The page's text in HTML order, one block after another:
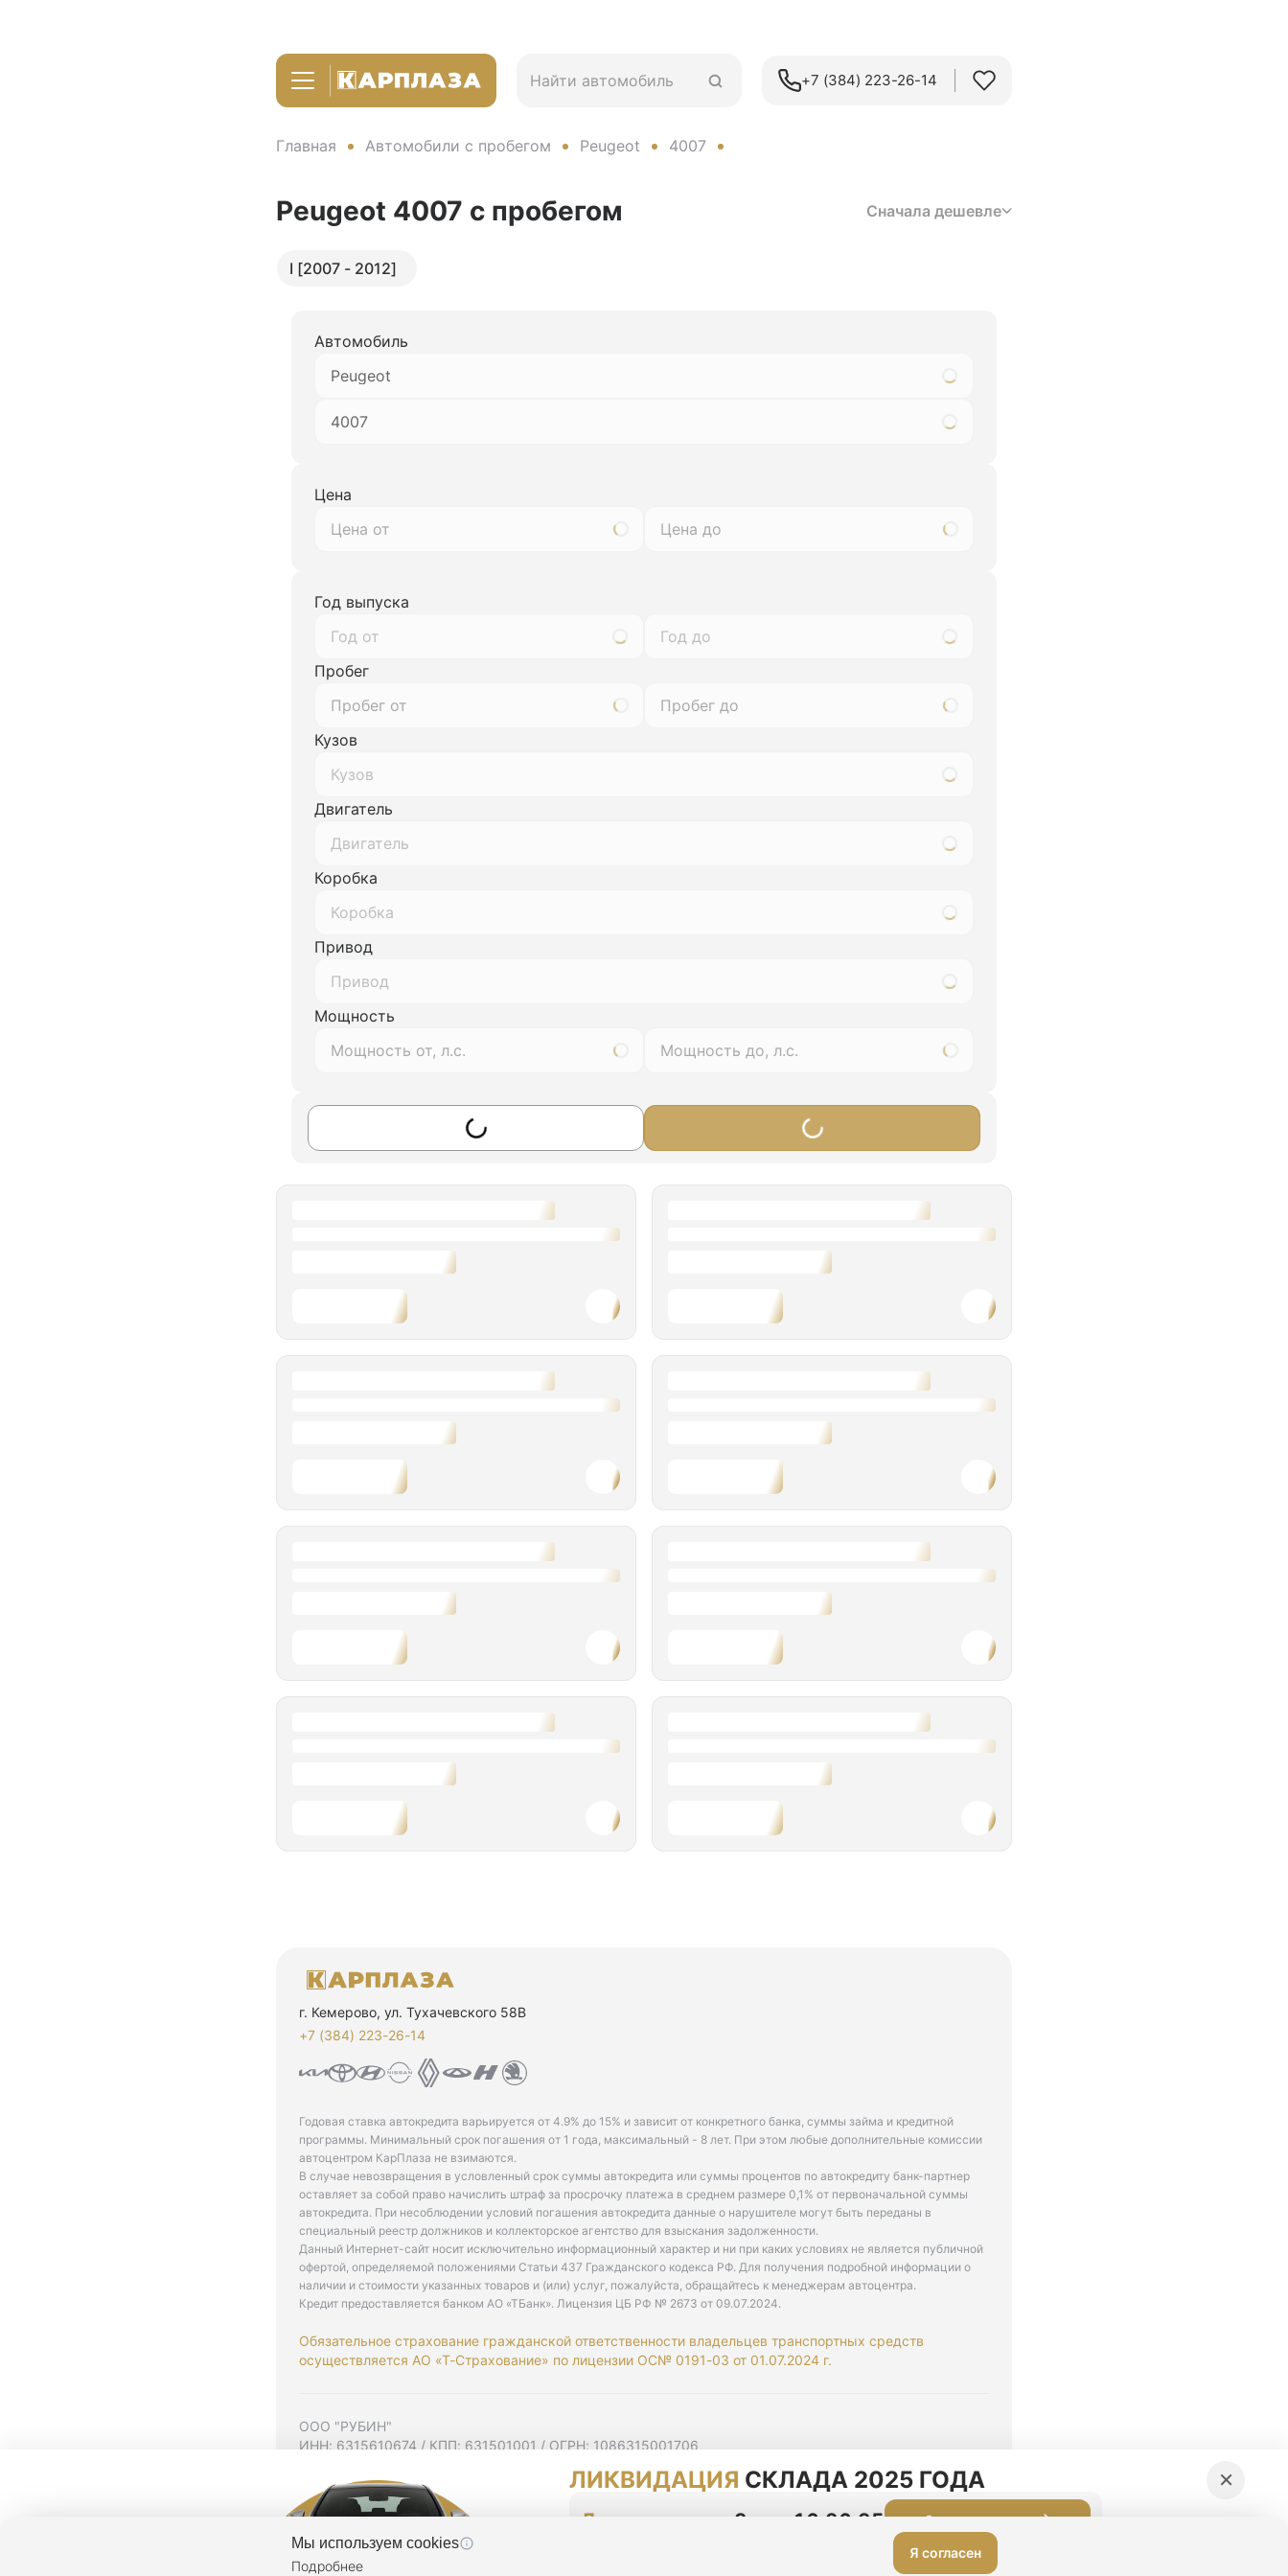
+7 (384) 223-26-14‬
Главная Автомобили с пробегом Peugeot 4007
Peugeot 4007 с пробегом Сначала дешевле
I [2007 - 2012]
Автомобиль
Peugeot
4007
Цена
Год выпуска
Год от
Год до
Пробег
Кузов
Кузов
Двигатель
Двигатель
Коробка
Коробка
Привод
Привод
Мощность
г. Кемерово, ул. Тухачевского 58В
+7 (384) 223-26-14‬
Годовая ставка автокредита варьируется от 4.9% до 15% и зависит от конкретного банка, суммы займа и кредитной
программы. Минимальный срок погашения от 1 года, максимальный - 8 лет. При этом любые дополнительные комиссии
автоцентром КарПлаза не взимаются.
В случае невозвращения в условленный срок суммы автокредита или суммы процентов по автокредиту банк-партнер
оставляет за собой право начислить штраф за просрочку платежа в среднем размере 0,1% от первоначальной суммы
автокредита. При несоблюдении условий погашения автокредита данные о нарушителе могут быть переданы в
специальный реестр должников и коллекторское агентство для взыскания задолженности.
Данный Интернет-сайт носит исключительно информационный характер и ни при каких условиях не является публичной
офертой, определяемой положениями Статьи 437 Гражданского кодекса РФ. Для получения подробной информации о
наличии и стоимости указанных товаров и (или) услуг, пожалуйста, обращайтесь к менеджерам автоцентра.
Кредит предоставляется банком АО «ТБанк». Лицензия ЦБ РФ № 2673 от 09.07.2024.
Обязательное страхование гражданской ответственности владельцев транспортных средств
осуществляется АО «Т-Страхование» по лицензии ОС№ 0191-03 от 01.07.2024 г.
ООО "РУБИН"
ИНН: 6315610674 / КПП: 631501001 / ОГРН: 1086315001706
Согласие на рекламную рассылку
Политика конфиденциальности
Мы используем cookies
Подробнее
Я согласен
ЛИКВИДАЦИЯ СКЛАДА 2025 ГОДА
До конца акции 3 дня 16:26:34 Оставить заявку
×